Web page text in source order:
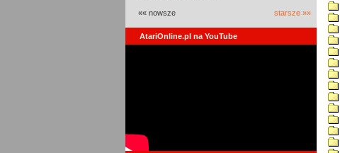
«« nowsze starsze »»
AtariOnline.pl na YouTube